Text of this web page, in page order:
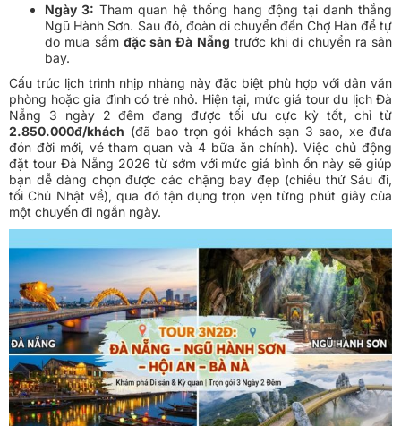
Ngày 3: Tham quan hệ thống hang động tại danh thắng
Ngũ Hành Sơn. Sau đó, đoàn di chuyển đến Chợ Hàn để tự
do mua sắm đặc sản Đà Nẵng trước khi di chuyển ra sân
bay.
Cấu trúc lịch trình nhịp nhàng này đặc biệt phù hợp với dân văn
phòng hoặc gia đình có trẻ nhỏ. Hiện tại, mức giá tour du lịch Đà
Nẵng 3 ngày 2 đêm đang được tối ưu cực kỳ tốt, chỉ từ
2.850.000đ/khách (đã bao trọn gói khách sạn 3 sao, xe đưa
đón đời mới, vé tham quan và 4 bữa ăn chính). Việc chủ động
đặt tour Đà Nẵng 2026 từ sớm với mức giá bình ổn này sẽ giúp
bạn dễ dàng chọn được các chặng bay đẹp (chiều thứ Sáu đi,
tối Chủ Nhật về), qua đó tận dụng trọn vẹn từng phút giây của
một chuyến đi ngắn ngày.